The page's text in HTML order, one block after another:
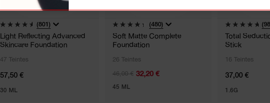
(801)
Light Reflecting Advanced
Skincare Foundation
47 Teintes
57,50 €
30 ML
(480)
Soft Matte Complete
Foundation
26 Teintes
46,00 € 32,20 €
45 ML
Total
Stick
16 Teintes
37,00 €
1.6G